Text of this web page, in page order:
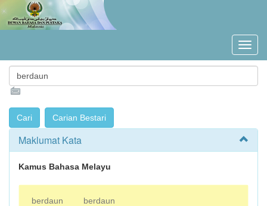
Maklumat Kata
Kamus Bahasa Melayu
berdaun berdaun